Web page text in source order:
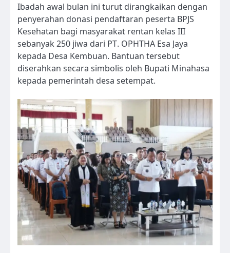
Ibadah awal bulan ini turut dirangkaikan dengan
penyerahan donasi pendaftaran peserta BPJS
Kesehatan bagi masyarakat rentan kelas III
sebanyak 250 jiwa dari PT. OPHTHA Esa Jaya
kepada Desa Kembuan. Bantuan tersebut
diserahkan secara simbolis oleh Bupati Minahasa
kepada pemerintah desa setempat.